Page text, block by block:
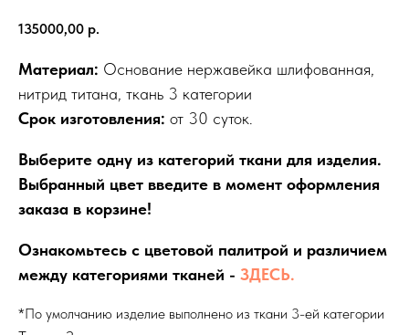
135000,00 р.
Материал: Основание нержавейка шлифованная,
нитрид титана, ткань 3 категории
Срок изготовления: от 30 суток.
Выберите одну из категорий ткани для изделия.
Выбранный цвет введите в момент оформления
заказа в корзине!
Ознакомьтесь с цветовой палитрой и различием
между категориями тканей - ЗДЕСЬ.
*По умолчанию изделие выполнено из ткани 3-ей категории